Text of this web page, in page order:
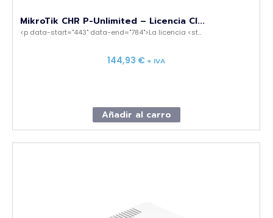
MikroTik CHR P-Unlimited – Licencia Cl...
<p data-start="443" data-end="784">La licencia <st...
144,93 € + IVA
Añadir al carro